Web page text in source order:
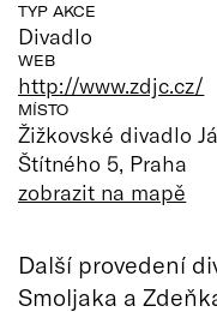
TYP AKCE
Divadlo
WEB
http://www.zdjc.cz/
MÍSTO
Žižkovské divadlo
Štítného 5, Praha
zobrazit na mapě
Další provedení
Smoljaka a